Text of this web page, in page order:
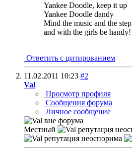
Yankee Doodle, keep it up
Yankee Doodle dandy
Mind the music and the step
and with the girls be handy!
Ответить с цитированием
11.02.2011 10:23 #2
Val
Просмотр профиля
Сообщения форума
Личное сообщение
Местный